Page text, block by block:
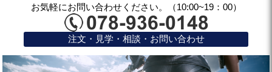
お気軽にお問い合わせください。（10:00~19：00）
注文・見学・相談・お問い合わせ